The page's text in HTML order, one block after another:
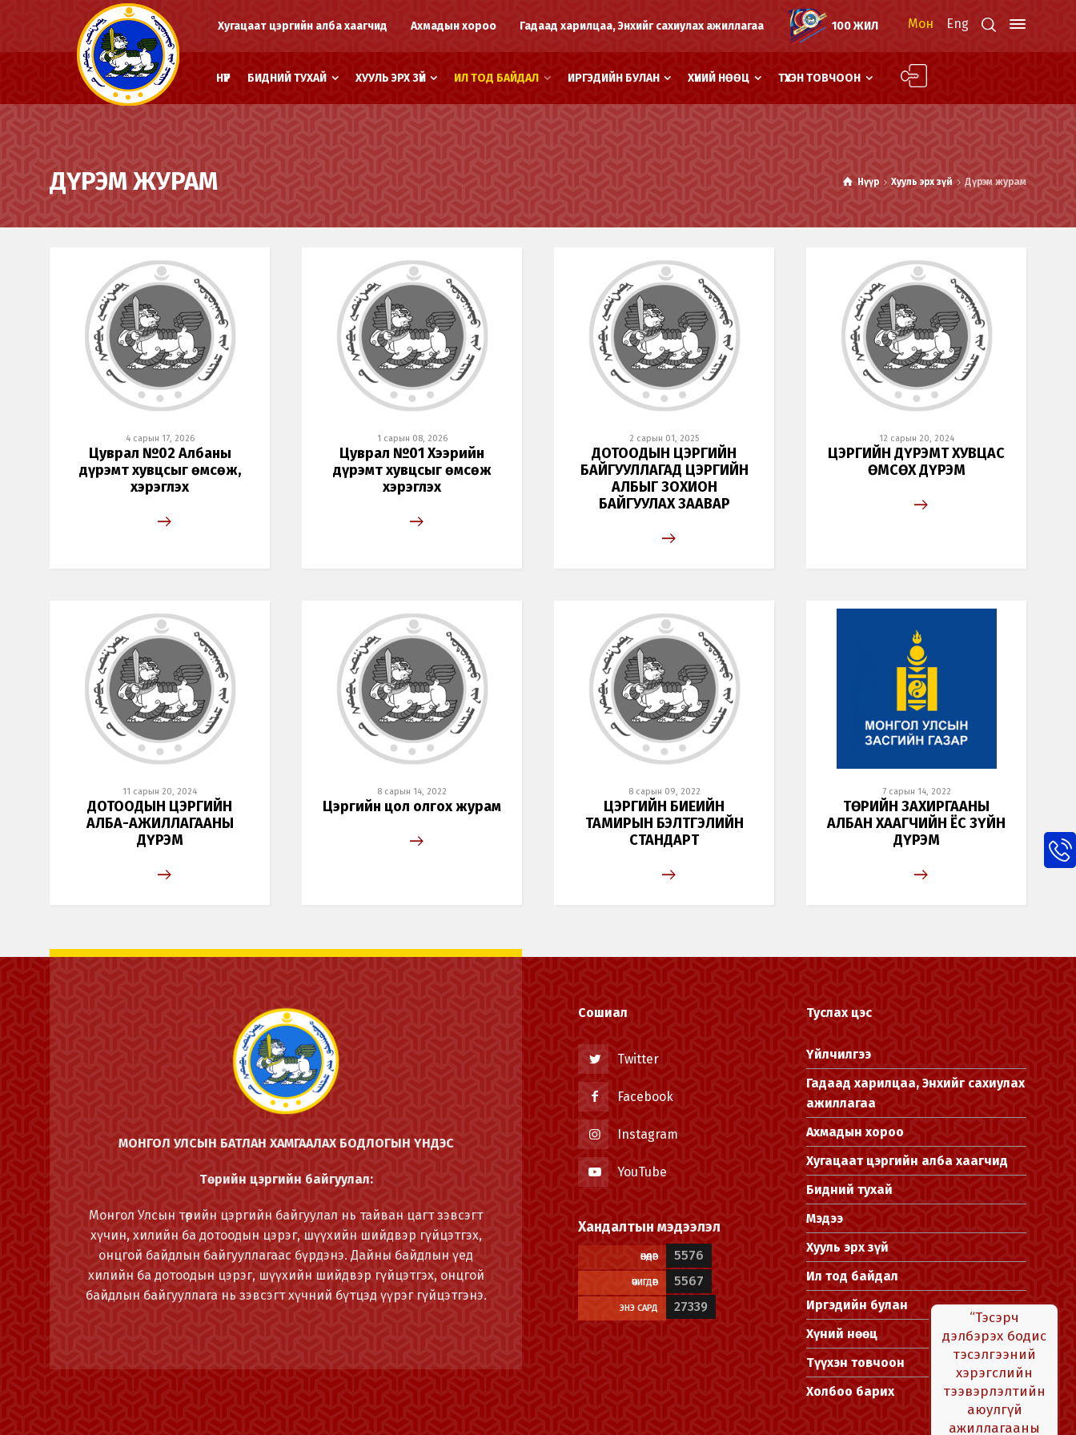
Хугацаат цэргийн алба хаагчид Ахмадын хороо Гадаад харилцаа, Энхийг сахиулах ажиллагаа 100 ЖИЛ Мон Eng
НҮҮР БИДНИЙ ТУХАЙ ХУУЛЬ ЭРХ ЗҮЙ ИЛ ТОД БАЙДАЛ ИРГЭДИЙН БУЛАН ХҮНИЙ НӨӨЦ ТҮҮХЭН ТОВЧООН
ДҮРЭМ ЖУРАМ Нүүр Хууль эрх зүй Дүрэм журам
4 сарын 17, 2026
Цуврал №02 Албаны
дүрэмт хувцсыг өмсөж,
хэрэглэх
1 сарын 08, 2026
Цуврал №01 Хээрийн
дүрэмт хувцсыг өмсөж
хэрэглэх
2 сарын 01, 2025
ДОТООДЫН ЦЭРГИЙН
БАЙГУУЛЛАГАД ЦЭРГИЙН
АЛБЫГ ЗОХИОН
БАЙГУУЛАХ ЗААВАР
12 сарын 20, 2024
ЦЭРГИЙН ДҮРЭМТ ХУВЦАС
ӨМСӨХ ДҮРЭМ
11 сарын 20, 2024
ДОТООДЫН ЦЭРГИЙН
АЛБА-АЖИЛЛАГААНЫ
ДҮРЭМ
8 сарын 14, 2022
Цэргийн цол олгох журам
8 сарын 09, 2022
ЦЭРГИЙН БИЕИЙН
ТАМИРЫН БЭЛТГЭЛИЙН
СТАНДАРТ
7 сарын 14, 2022
ТӨРИЙН ЗАХИРГААНЫ
АЛБАН ХААГЧИЙН ЁС ЗҮЙН
ДҮРЭМ
МОНГОЛ УЛСЫН БАТЛАН ХАМГААЛАХ БОДЛОГЫН ҮНДЭС
Төрийн цэргийн байгуулал:
Монгол Улсын төрийн цэргийн байгуулал нь тайван цагт зэвсэгт
хүчин, хилийн ба дотоодын цэрэг, шүүхийн шийдвэр гүйцэтгэх,
онцгой байдлын байгууллагаас бүрдэнэ. Дайны байдлын үед
хилийн ба дотоодын цэрэг, шүүхийн шийдвэр гүйцэтгэх, онцгой
байдлын байгууллага нь зэвсэгт хүчний бүтцэд үүрэг гүйцэтгэнэ.
Сошиал
Twitter
Facebook
Instagram
YouTube
Хандалтын мэдээлэл
ӨНӨӨДӨР 5576
ӨЧИГДӨР 5567
ЭНЭ САРД 27339
Туслах цэс
Үйлчилгээ
Гадаад харилцаа, Энхийг сахиулах
ажиллагаа
Ахмадын хороо
Хугацаат цэргийн алба хаагчид
Бидний тухай
Мэдээ
Хууль эрх зүй
Ил тод байдал
Иргэдийн булан
Хүний нөөц
Түүхэн товчоон
Холбоо барих
English
“Тэсэрч
дэлбэрэх бодис
тэсэлгээний
хэрэгслийн
тээвэрлэлтийн
аюулгүй
ажиллагааны